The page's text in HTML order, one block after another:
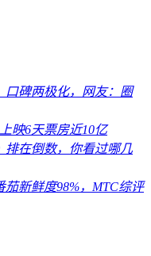
口碑两极化，网友：圈
映6天票房近10亿
排在倒数，你看过哪几
新鲜度98%，MTC综评